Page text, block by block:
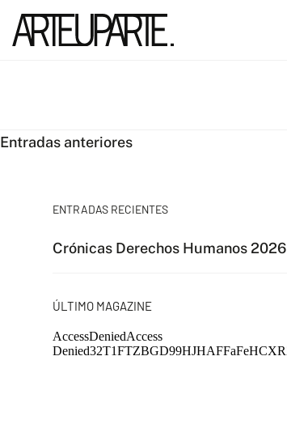
Navegación
entradas
Entradas anteriores
ENTRADAS RECIENTES
Crónicas Derechos Humanos 2026
ÚLTIMO MAGAZINE